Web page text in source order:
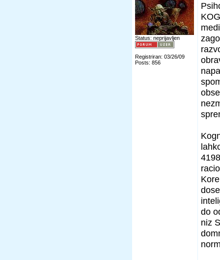
Status: neprijavljen
Registriran: 03/26/09
Posts: 856
do
niz